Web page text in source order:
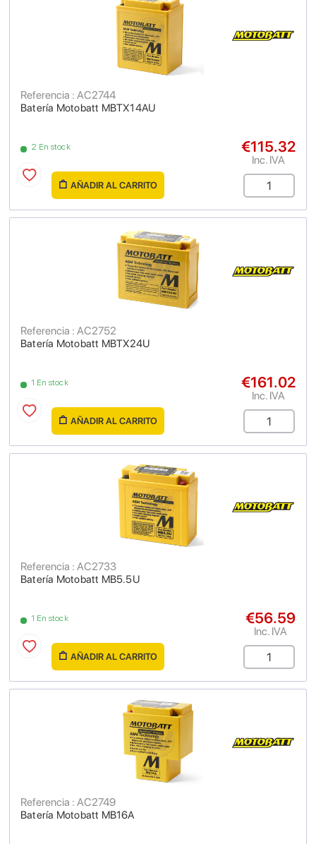
Batería Motobatt MBTX14AU
Referencia : AC2744
2 En stock €115.32
Inc. IVA
AÑADIR AL CARRITO
Batería Motobatt MBTX24U
Referencia : AC2752
1 En stock €161.02
Inc. IVA
AÑADIR AL CARRITO
Batería Motobatt MB5.5U
Referencia : AC2733
1 En stock €56.59
Inc. IVA
AÑADIR AL CARRITO
Batería Motobatt MB16A
Referencia : AC2749